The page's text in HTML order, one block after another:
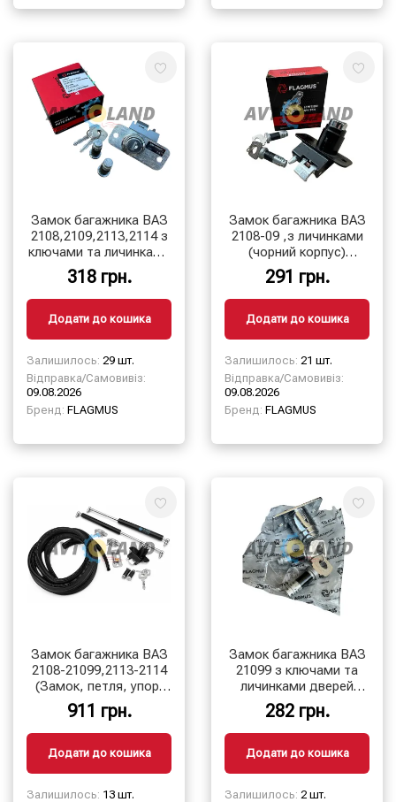
Замок багажника ВАЗ
2108,2109,2113,2114 з
ключами та личинками
дверей
318 грн.
Додати до кошика
Залишилось: 29 шт.
Відправка/Самовивіз:
09.08.2026
Бренд: FLAGMUS
Замок багажника ВАЗ
2108-09 ,з личинками
(чорний корпус)
FLAGMUS
291 грн.
Додати до кошика
Залишилось: 21 шт.
Відправка/Самовивіз:
09.08.2026
Бренд: FLAGMUS
Замок багажника ВАЗ
2108-21099,2113-2114
(Замок, петля, упор,
ущільнювач)
911 грн.
Додати до кошика
Залишилось: 13 шт.
Замок багажника ВАЗ
21099 з ключами та
личинками дверей
FLAGMUS
282 грн.
Додати до кошика
Залишилось: 2 шт.